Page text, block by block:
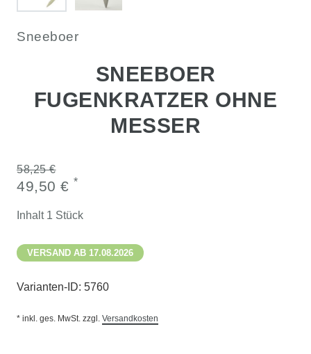
Sneeboer
SNEEBOER
FUGENKRATZER OHNE
MESSER
58,25 €
49,50 € *
Inhalt 1 Stück
VERSAND AB 17.08.2026
Varianten-ID: 5760
* inkl. ges. MwSt. zzgl. Versandkosten